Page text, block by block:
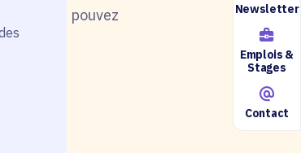
Newsletter
Emplois &
Stages
Contact
vous pouvez
ici.